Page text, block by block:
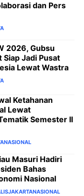
dan Pers
2026, Gubsu
Siap Jadi Pusat
Lewat Wastra
Ketahanan
Lewat
Semester II
NASIONAL
Masuri Hadiri
Bahas
Nasional
JAKARTANASIONAL